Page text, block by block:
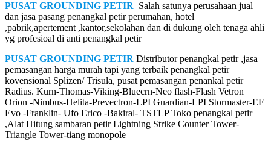
PUSAT GROUNDING PETIR Salah satunya perusahaan jual
dan jasa pasang penangkal petir perumahan, hotel
,pabrik,apertement ,kantor,sekolahan dan di dukung oleh tenaga ahli
yg profesioal di anti penangkal petir
PUSAT GROUNDING PETIR Distributor penangkal petir ,jasa
pemasangan harga murah tapi yang terbaik penangkal petir
kovensional Splizen/ Trisula, pusat pemasangan penankal petir
Radius. Kurn-Thomas-Viking-Bluecrn-Neo flash-Flash Vetron
Orion -Nimbus-Helita-Prevectron-LPI Guardian-LPI Stormaster-EF
Evo -Franklin- Ufo Erico -Bakiral- TSTLP Toko penangkal petir
,Alat Hitung sambaran petir Lightning Strike Counter Tower-
Triangle Tower-tiang monopole